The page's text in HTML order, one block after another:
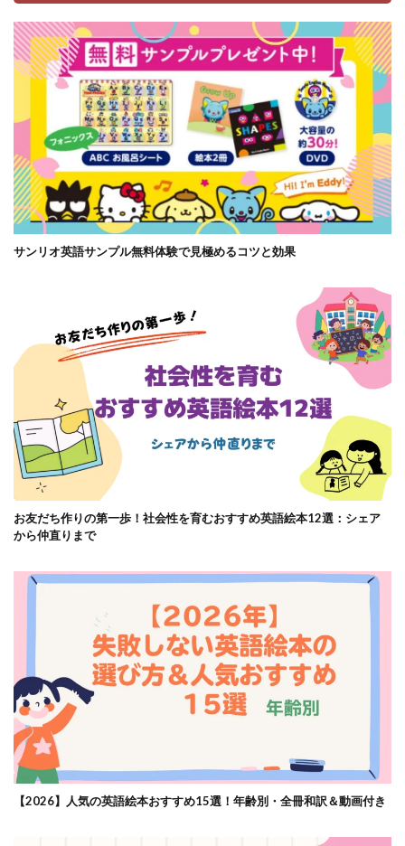
サンリオ英語サンプル無料体験で見極めるコツと効果
お友だち作りの第一歩！社会性を育むおすすめ英語絵本12選：シェア
から仲直りまで
【2026】人気の英語絵本おすすめ15選！年齢別・全冊和訳＆動画付き